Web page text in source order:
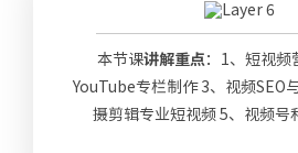
本节课讲解重点：1、短视频
YouTube专栏制作 3、视频SEO
摄剪辑专业短视频 5、视频